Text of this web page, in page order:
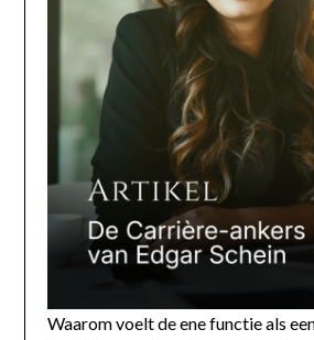
Waarom voelt de ene functie als